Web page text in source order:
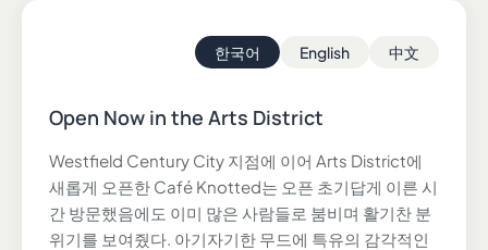
한국어 English 中文
Open Now in the Arts District
Westfield Century City 지점에 이어 Arts District에
새롭게 오픈한 Café Knotted는 오픈 초기답게 이른 시
간 방문했음에도 이미 많은 사람들로 붐비며 활기찬 분
위기를 보여줬다. 아기자기한 무드에 특유의 감각적인